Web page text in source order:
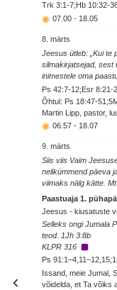
Trk 3:1-7;Hb 10:32-
07.00 - 18.05
8. märts
Jeesus ütleb: „Kui te
silmakirjatsejad, sest
inimestele oma
Ps 42:7-12;Esr 8:21-
Õhtul: Ps 18:47-
Martin Lipp, pastor,
06.57 - 18.07
9. märts
Siis viis Vaim
nelikümmend päeva
viimaks nälg kätte.
Paastuaja 1.
Jeesus - kiusatuste
Selleks ongi Jumala
teod. 1Jh 3:8b
KLPR 316
Ps
Issand, meie Jumal,
võidelda, et Ta võiks